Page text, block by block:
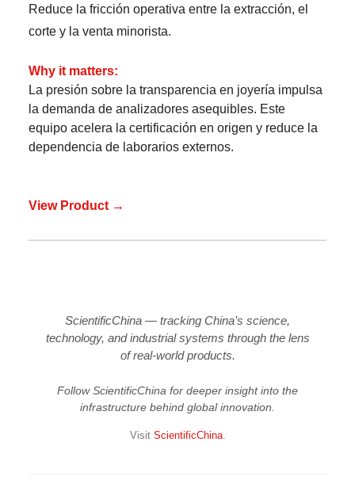
Reduce la fricción operativa entre la extracción, el
corte y la venta minorista.
Why it matters:
La presión sobre la transparencia en joyería impulsa
la demanda de analizadores asequibles. Este
equipo acelera la certificación en origen y reduce la
dependencia de laborarios externos.
View Product →
ScientificChina — tracking China’s science,
technology, and industrial systems through the lens
of real-world products.
Follow ScientificChina for deeper insight into the
infrastructure behind global innovation.
Visit ScientificChina.